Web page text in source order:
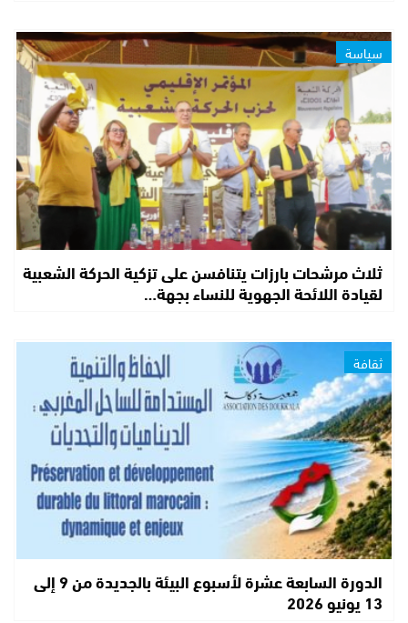
سياسة
ثلاث مرشحات بارزات يتنافسن على تزكية الحركة الشعبية
لقيادة اللائحة الجهوية للنساء بجهة…
ثقافة
الدورة السابعة عشرة لأسبوع البيئة بالجديدة من 9 إلى
13 يونيو 2026